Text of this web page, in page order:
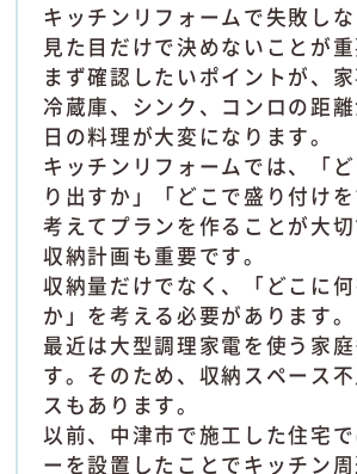
キッチンリフォームで失敗しな
見た目だけで決めないことが重
まず確認したいポイントが、家
冷蔵庫、シンク、コンロの距
日の料理が大変になります。
キッチンリフォームでは、「
り出すか」「どこで盛り付け
考えてプランを作ることが大切
収納計画も重要です。
収納量だけでなく、「どこに
か」を考える必要があります。
最近は大型調理家電を使う家
す。そのため、収納スペース
スもあります。
以前、中津市で施工した住宅
ーを設置したことでキッチン